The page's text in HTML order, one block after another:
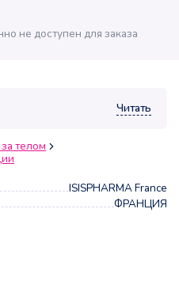
Читать
телом
ISISPHARMA France
ФРАНЦИЯ
не доступен для заказа